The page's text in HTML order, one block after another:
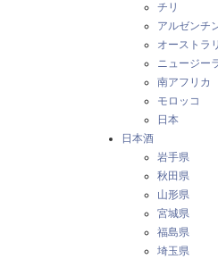
チリ
アルゼンチ
オーストラ
ニュージー
南アフリカ
モロッコ
日本
日本酒
岩手県
秋田県
山形県
宮城県
福島県
埼玉県